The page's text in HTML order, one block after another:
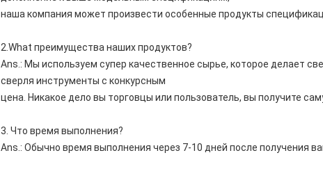
наша компания может произвести особенные продукты
2.What преимущества наших продуктов?
Ans.: Мы используем супер качественное сырье, которое делает
сверля инструменты с конкурсным
цена. Никакое дело вы торговцы или пользователь, вы получите
3. Что время выполнения?
Ans.: Обычно время выполнения через 7-10 дней после получения